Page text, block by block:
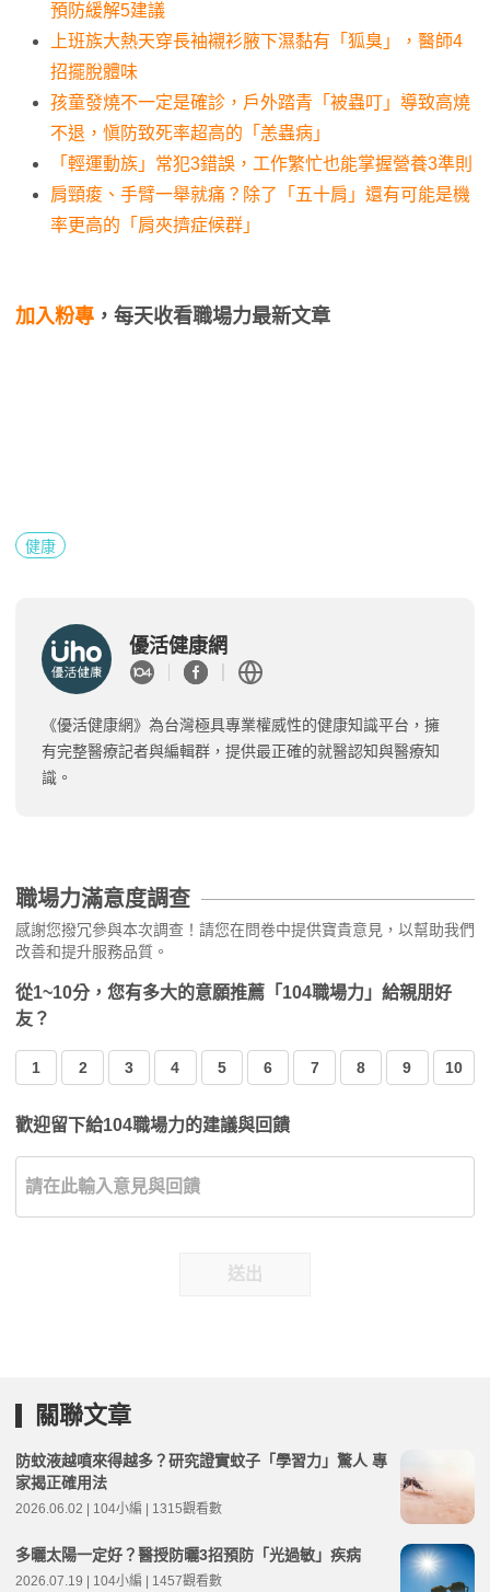
預防緩解5建議
上班族大熱天穿長袖襯衫腋下濕黏有「狐臭」，醫師4
招擺脫體味
孩童發燒不一定是確診，戶外踏青「被蟲叮」導致高燒
不退，愼防致死率超高的「恙蟲病」
「輕運動族」常犯3錯誤，工作繁忙也能掌握營養3準則
肩頸痠、手臂一舉就痛？除了「五十肩」還有可能是機
率更高的「肩夾擠症候群」
加入粉專 ，每天收看職場力最新文章
健康
優活健康網
《優活健康網》為台灣極具專業權威性的健康知識平台，擁
有完整醫療記者與編輯群，提供最正確的就醫認知與醫療知
識。
職場力滿意度調查
感謝您撥冗參與本次調查！請您在問卷中提供寶貴意見，以幫助我們
改善和提升服務品質。
從1~10分，您有多大的意願推薦「104職場力」給親朋好
友？
1 2 3 4 5 6 7 8 9 10
歡迎留下給104職場力的建議與回饋
送出
關聯文章
防蚊液越噴來得越多？研究證實蚊子「學習力」驚人 專
家揭正確用法
2026.06.02 | 104小編 | 1315觀看數
多曬太陽一定好？醫授防曬3招預防「光過敏」疾病
2026.07.19 | 104小編 | 1457觀看數